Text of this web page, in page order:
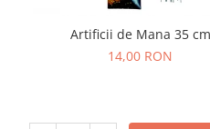
Artificii de Mana 35 cm
14,00 RON